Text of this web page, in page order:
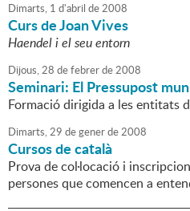
Dimarts, 1 d'abril de2008
Curs de Joan Vives
Haendel i el seu entorn
Dijous,28 defebrerde2008
Seminari: El Pressupost
Formació dirigida a les entitats
Dimarts,29 degenerde2008
Cursos de català
Prova de col·locació i
persones que comencen a